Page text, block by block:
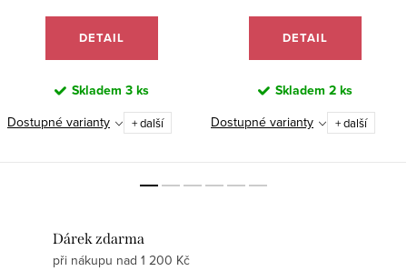
DETAIL
Skladem 3 ks
Dostupné varianty + další
DETAIL
Skladem 2 ks
Dostupné varianty + další
Dárek zdarma
při nákupu nad 1 200 Kč